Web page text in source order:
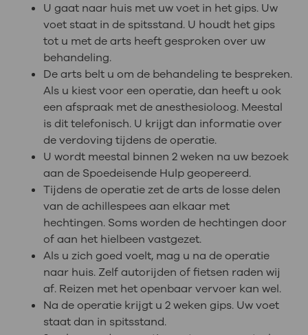
U gaat naar huis met uw voet in het gips. Uw
voet staat in de spitsstand. U houdt het gips
tot u met de arts heeft gesproken over uw
behandeling.
De arts belt u om de behandeling te bespreken.
Als u kiest voor een operatie, dan heeft u ook
een afspraak met de anesthesioloog. Meestal
is dit telefonisch. U krijgt dan informatie over
de verdoving tijdens de operatie.
U wordt meestal binnen 2 weken na uw bezoek
aan de Spoedeisende Hulp geopereerd.
Tijdens de operatie zet de arts de losse delen
van de achillespees aan elkaar met
hechtingen. Soms worden de hechtingen door
of aan het hielbeen vastgezet.
Als u zich goed voelt, mag u na de operatie
naar huis. Zelf autorijden of fietsen raden wij
af. Reizen met het openbaar vervoer kan wel.
Na de operatie krijgt u 2 weken gips. Uw voet
staat dan in spitsstand.